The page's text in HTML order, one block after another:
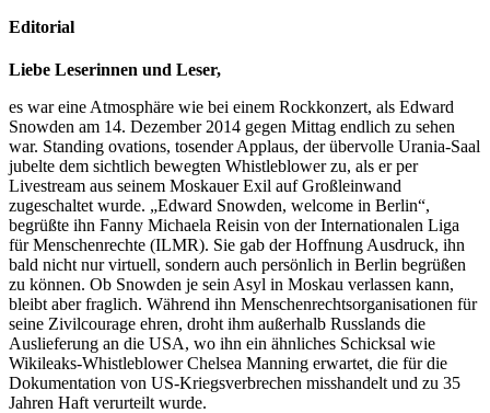
Editorial
Liebe Leserinnen und Leser,
es war eine Atmosphäre wie bei einem Rockkonzert, als Edward
Snowden am 14. Dezember 2014 gegen Mittag endlich zu sehen
war. Standing ovations, tosender Applaus, der übervolle Urania-Saal
jubelte dem sichtlich bewegten Whistleblower zu, als er per
Livestream aus seinem Moskauer Exil auf Großleinwand
zugeschaltet wurde. „Edward Snowden, welcome in Berlin“,
begrüßte ihn Fanny Michaela Reisin von der Internationalen Liga
für Menschenrechte (ILMR). Sie gab der Hoffnung Ausdruck, ihn
bald nicht nur virtuell, sondern auch persönlich in Berlin begrüßen
zu können. Ob Snowden je sein Asyl in Moskau verlassen kann,
bleibt aber fraglich. Während ihn Menschenrechtsorganisationen für
seine Zivilcourage ehren, droht ihm außerhalb Russlands die
Auslieferung an die USA, wo ihn ein ähnliches Schicksal wie
Wikileaks-Whistleblower Chelsea Manning erwartet, die für die
Dokumentation von US-Kriegsverbrechen misshandelt und zu 35
Jahren Haft verurteilt wurde.